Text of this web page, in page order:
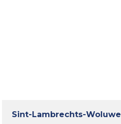
Sint-Lambrechts-Woluwe